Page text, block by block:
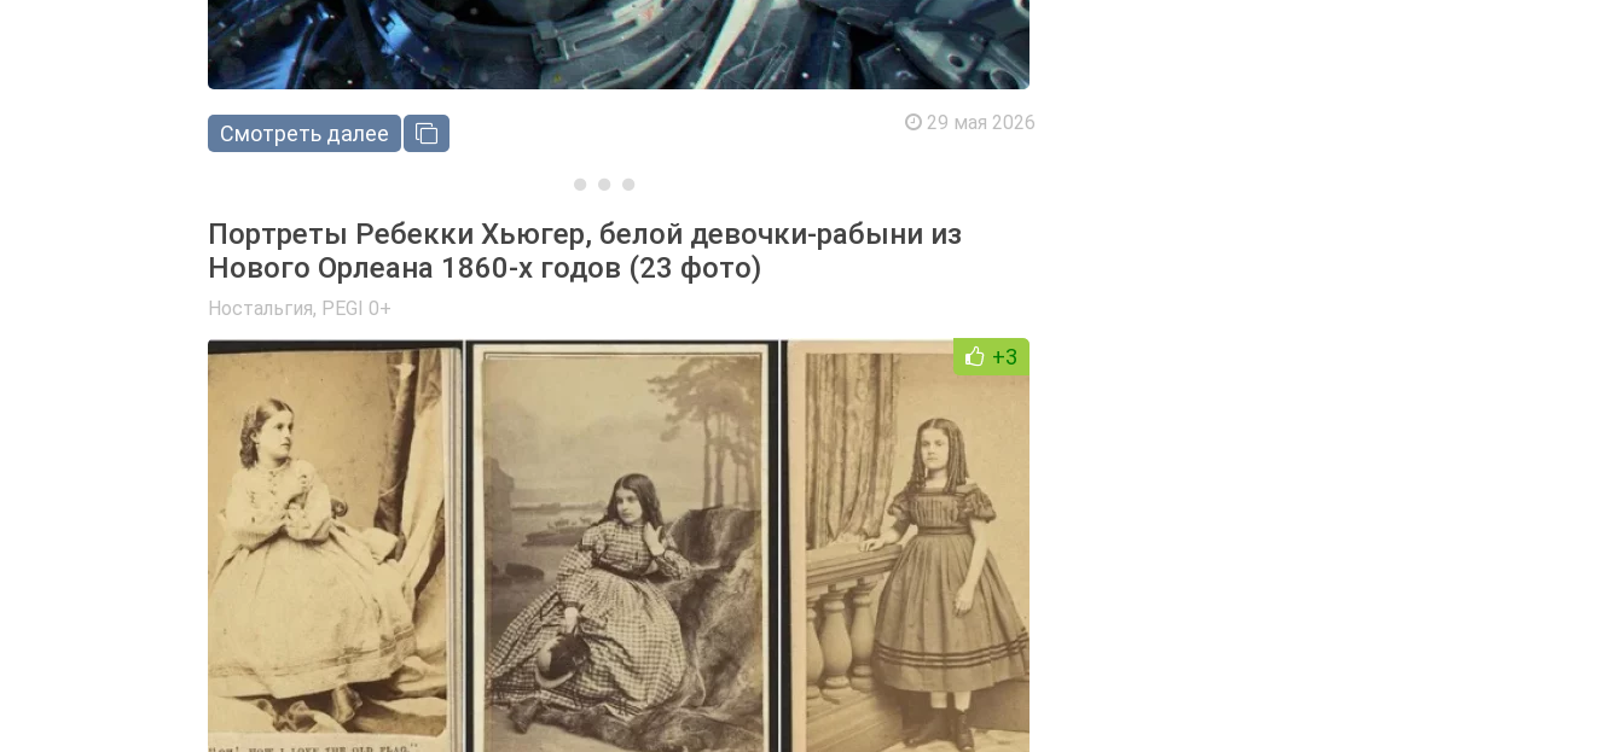
Смотреть далее 29 мая 2026
Портреты Ребекки Хьюгер, белой девочки-рабыни из
Нового Орлеана 1860-х годов (23 фото)
Ностальгия, PEGI 0+
+3